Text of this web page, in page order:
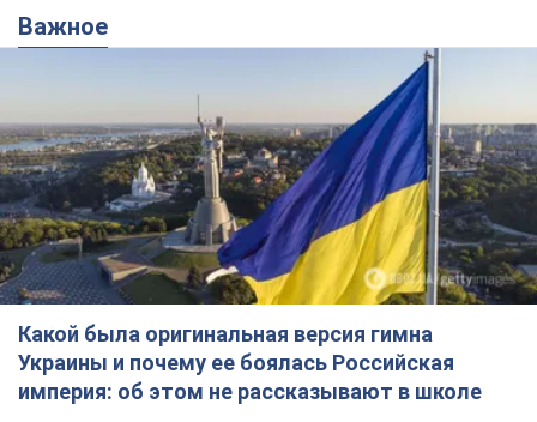
Важное
Какой была оригинальная версия гимна
Украины и почему ее боялась Российская
империя: об этом не рассказывают в школе